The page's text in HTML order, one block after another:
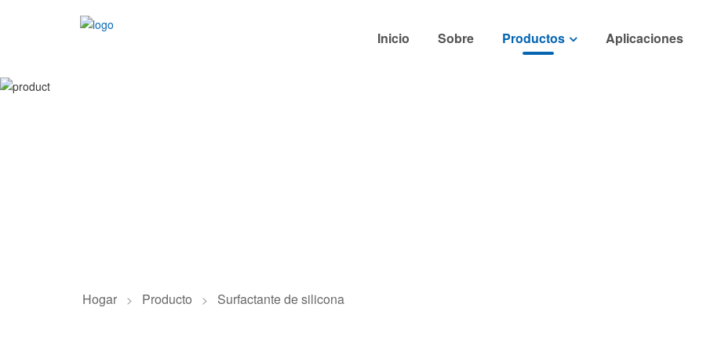
Inicio Sobre Productos Aplicaciones
Hogar > Producto > Surfactante de silicona